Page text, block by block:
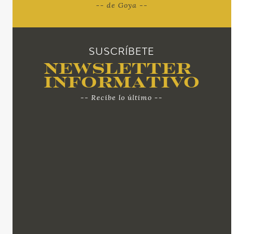
-- de Goya --
SUSCRÍBETE
Newsletter
Informativo
-- Recibe lo último --